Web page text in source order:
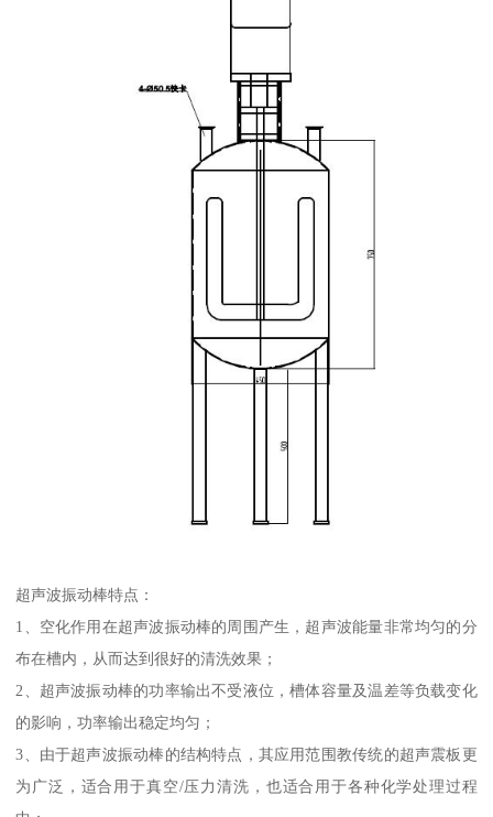
超声波振动棒特点：
1、空化作用在超声波振动棒的周围产生，超声波能量非常均匀的分
布在槽内，从而达到很好的清洗效果；
2、超声波振动棒的功率输出不受液位，槽体容量及温差等负载变化
的影响，功率输出稳定均匀；
3、由于超声波振动棒的结构特点，其应用范围教传统的超声震板更
为广泛，适合用于真空/压力清洗，也适合用于各种化学处理过程